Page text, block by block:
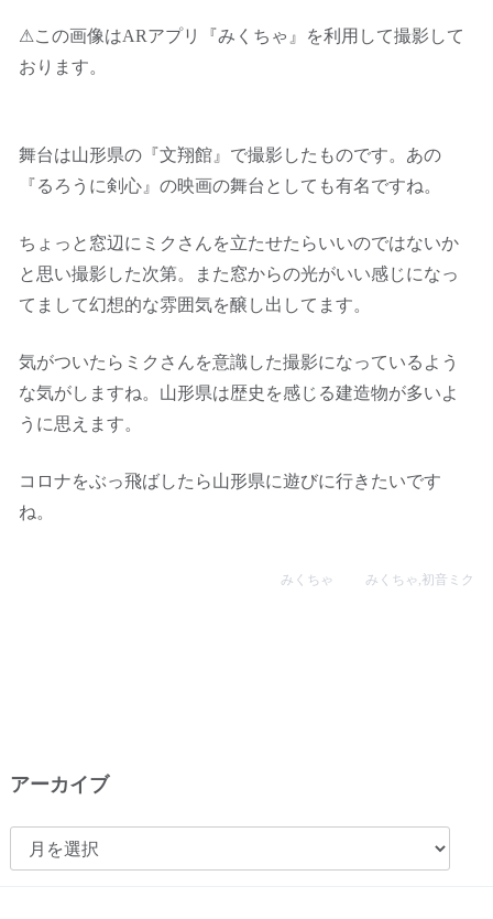
⚠この画像はARアプリ『みくちゃ』を利用して撮影して
おります。
舞台は山形県の『文翔館』で撮影したものです。あの
『るろうに剣心』の映画の舞台としても有名ですね。
ちょっと窓辺にミクさんを立たせたらいいのではないか
と思い撮影した次第。また窓からの光がいい感じになっ
てまして幻想的な雰囲気を醸し出してます。
気がついたらミクさんを意識した撮影になっているよう
な気がしますね。山形県は歴史を感じる建造物が多いよ
うに思えます。
コロナをぶっ飛ばしたら山形県に遊びに行きたいです
ね。
みくちゃ みくちゃ,初音ミク
アーカイブ
ー